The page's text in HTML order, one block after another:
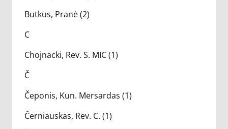
Butkus, Pranė (2)
C
Chojnacki, Rev. S. MIC (1)
Č
Čeponis, Kun. Mersardas (1)
Černiauskas, Rev. C. (1)